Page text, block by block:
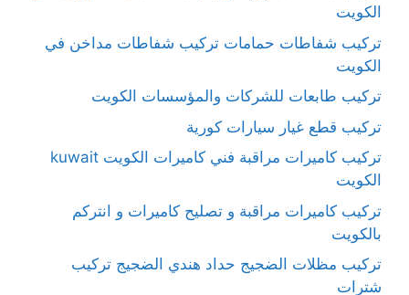
الكويت
تركيب شفاطات حمامات تركيب شفاطات مداخن في
الكويت
تركيب طابعات للشركات والمؤسسات الكويت
تركيب قطع غيار سيارات كورية
تركيب كاميرات مراقبة فني كاميرات الكويت kuwait
الكويت
تركيب كاميرات مراقبة و تصليح كاميرات و انتركم
بالكويت
تركيب مظلات الضجيج حداد هندي الضجيج تركيب
شترات